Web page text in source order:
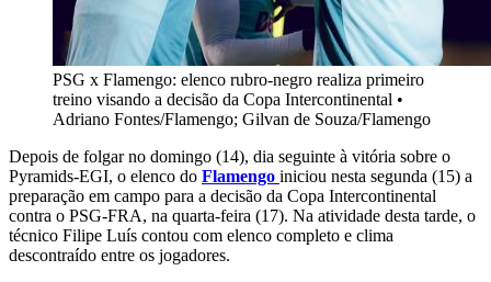
PSG x Flamengo: elenco rubro-negro realiza primeiro
treino visando a decisão da Copa Intercontinental •
Adriano Fontes/Flamengo; Gilvan de Souza/Flamengo
Depois de folgar no domingo (14), dia seguinte à vitória sobre o
Pyramids-EGI, o elenco do Flamengo iniciou nesta segunda (15) a
preparação em campo para a decisão da Copa Intercontinental
contra o PSG-FRA, na quarta-feira (17). Na atividade desta tarde, o
técnico Filipe Luís contou com elenco completo e clima
descontraído entre os jogadores.